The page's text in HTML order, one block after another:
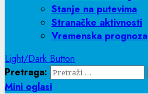
Stanje na putevima
Stranačke aktivnosti
Vremenska prognoza
Light/Dark Button
Pretraga:
Mini oglasi